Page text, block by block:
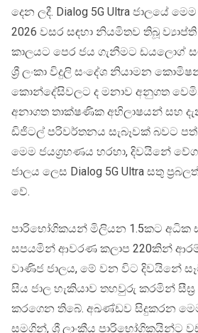
දෙන ලදී. Dialog 5G Ultra ජාලයේ
2026 වසර සඳහා නියමිතව තිබූ
කාලයට පෙර ජය ගැනීමට ඩයලොග්
ශ්‍රී ලංකා විදුලි සංදේශ නියාමන
කොන්දේසිවලට ද මනාව අනුගත
අනාගත තාක්ෂණික අභිලාෂයන් සහ
ඩිජිටල් පරිවර්තනය සැබෑවක් බවට
මෙම ජයග්‍රහණය හරහා, දිවයිනේ
ජාලය ලෙස Dialog 5G Ultra සතු
වේ.
පාරිභෝගිකයන් මිලියන 1.5කට අධික
සපයමින් ආවරණ කලාප 220කින් ආරම්භ
වාණිජ ජාලය, මේ වන විට දිවයිනේ
සිය ජාල හැකියාව තහවුරු කරමින්
කරගෙන තිබේ. අඛණ්ඩව සිදුකරන මෙම
සමගින්, ශ්‍රී ලාංකීය පාරිභෝගිකයින්ට